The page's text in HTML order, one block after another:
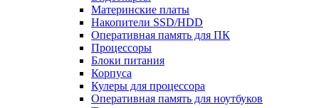
Материнские платы
Накопители SSD/HDD
Оперативная память для ПК
Процессоры
Блоки питания
Корпуса
Кулеры для процессора
Оперативная память для ноутбуков